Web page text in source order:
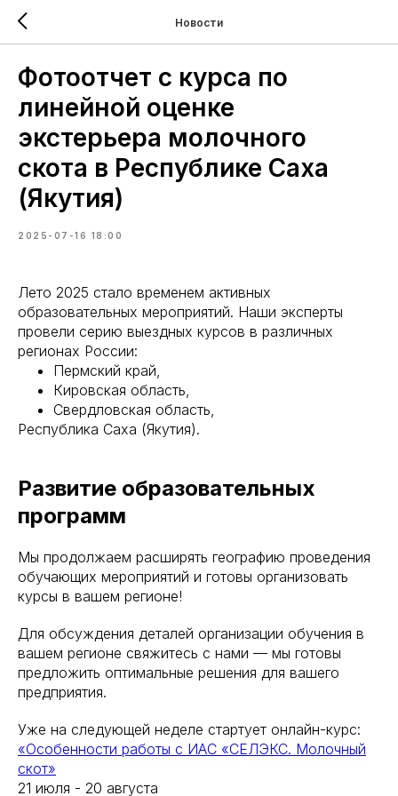
Новости
Фотоотчет с курса по
линейной оценке
экстерьера молочного
скота в Республике Саха
(Якутия)
2025-07-16 18:00
Лето 2025 стало временем активных
образовательных мероприятий. Наши эксперты
провели серию выездных курсов в различных
регионах России:
Пермский край,
Кировская область,
Свердловская область,
Республика Саха (Якутия).
Развитие образовательных
программ
Мы продолжаем расширять географию проведения
обучающих мероприятий и готовы организовать
курсы в вашем регионе!
Для обсуждения деталей организации обучения в
вашем регионе свяжитесь с нами — мы готовы
предложить оптимальные решения для вашего
предприятия.
Уже на следующей неделе стартует онлайн-курс:
«Особенности работы с ИАС «СЕЛЭКС. Молочный
скот»
21 июля - 20 августа